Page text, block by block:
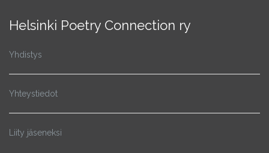
Helsinki Poetry Connection ry
Yhdistys
Yhteystiedot
Liity jäseneksi